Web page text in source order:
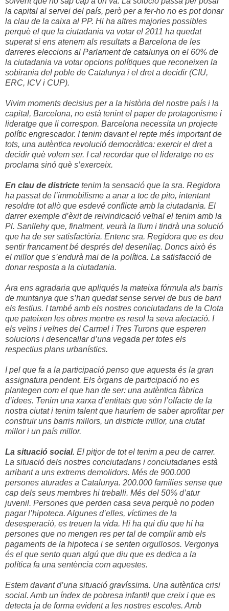
la capital al servei del país, però per a fer-ho no es pot donar
la clau de la caixa al PP. Hi ha altres majories possibles
perquè el que la ciutadania va votar el 2011 ha quedat
superat si ens atenem als resultats a Barcelona de les
darreres eleccions al Parlament de catalunya on el 60% de
la ciutadania va votar opcions polítiques que reconeixen la
sobirania del poble de Catalunya i el dret a decidir (CIU,
ERC, ICV i CUP).
Vivim moments decisius per a la història del nostre país i la
capital, Barcelona, no està tenint el paper de protagonisme i
lideratge que li correspon. Barcelona necessita un projecte
polític engrescador. I tenim davant el repte més important de
tots, una autèntica revolució democràtica: exercir el dret a
decidir què volem ser. I cal recordar que el lideratge no es
proclama sinó què s’exerceix.
En clau de districte tenim la sensació que la sra. Regidora
ha passat de l’immobilisme a anar a toc de pito, intentant
resoldre tot allò que esdevé conflicte amb la ciutadania. El
darrer exemple d’èxit de reivindicació veïnal el tenim amb la
Pl. Sanllehy que, finalment, veurà la llum i tindrà una solució
que ha de ser satisfactòria. Entenc sra. Regidora que es deu
sentir francament bé després del desenllaç. Doncs això és
el millor que s’endurà mai de la política. La satisfacció de
donar resposta a la ciutadania.
Ara ens agradaria que apliqués la mateixa fórmula als barris
de muntanya que s’han quedat sense servei de bus de barri
els festius. I també amb els nostres conciutadans de la Clota
que pateixen les obres mentre es resol la seva afectació. I
els veïns i veïnes del Carmel i Tres Turons que esperen
solucions i desencallar d’una vegada per totes els
respectius plans urbanístics.
I pel que fa a la participació penso que aquesta és la gran
assignatura pendent. Els òrgans de participació no es
plantegen com el que han de ser: una autèntica fàbrica
d’idees. Tenim una xarxa d’entitats que són l’olfacte de la
nostra ciutat i tenim talent que hauríem de saber aprofitar per
construir uns barris millors, un districte millor, una ciutat
millor i un país millor.
La situació social. El pitjor de tot el tenim a peu de carrer.
La situació dels nostres conciutadans i conciutadanes està
arribant a uns extrems demolidors. Més de 900.000
persones aturades a Catalunya. 200.000 famílies sense que
cap dels seus membres hi treballi. Més del 50% d’atur
juvenil. Persones que perden casa seva perquè no poden
pagar l’hipoteca. Algunes d’elles, víctimes de la
desesperació, es treuen la vida. Hi ha qui diu que hi ha
persones que no mengen res per tal de complir amb els
pagaments de la hipoteca i se senten orgullosos. Vergonya
és el que sento quan algú que diu que es dedica a la
política fa una sentència com aquestes.
Estem davant d’una situació gravíssima. Una autèntica crisi
social. Amb un índex de pobresa infantil que creix i que es
detecta ja de forma evident a les nostres escoles. Amb